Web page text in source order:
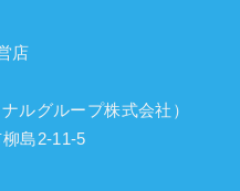
店
ルグループ株式会社）
島2-11-5